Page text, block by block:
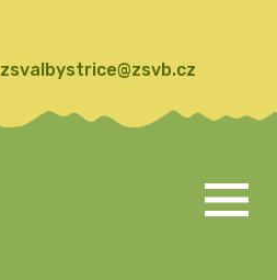
zsvalbystrice@zsvb.cz